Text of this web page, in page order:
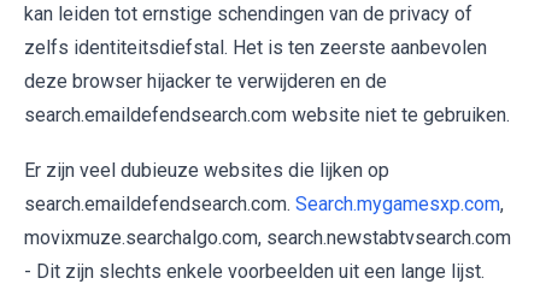
kan leiden tot ernstige schendingen van de privacy of
zelfs identiteitsdiefstal. Het is ten zeerste aanbevolen
deze browser hijacker te verwijderen en de
search.emaildefendsearch.com website niet te gebruiken.
Er zijn veel dubieuze websites die lijken op
search.emaildefendsearch.com. Search.mygamesxp.com,
movixmuze.searchalgo.com, search.newstabtvsearch.com
- Dit zijn slechts enkele voorbeelden uit een lange lijst.